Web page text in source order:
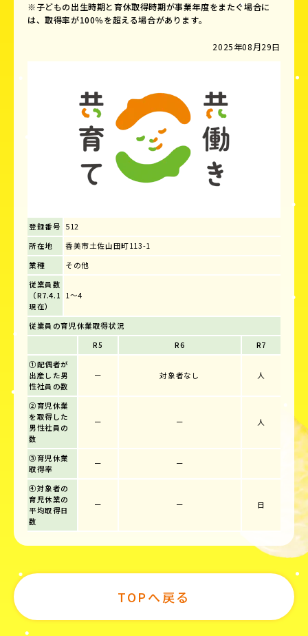
※子どもの出生時期と育休取得時期が事業年度をまたぐ場合に
は、取得率が100％を超える場合があります。
2025年08月29日
登録番号 512
所在地
香美市土佐山田町113-1
業種
その他
従業員数
（R7.4.1
現在）
1～4
従業員の育児休業取得状況
R5
R6
R7
①配偶者が
出産した男
性社員の数
ー 対象者なし 人
②育児休業
を取得した
男性社員の
数
ー ー 人
③育児休業
取得率
ー ー
④対象者の
育児休業の
平均取得日
数
ー ー 日
TOPへ戻る